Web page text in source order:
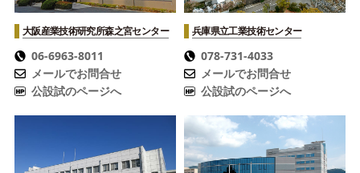
大阪産業技術研究所森之宮センター
06-6963-8011
メールでお問合せ
公設試のページへ
兵庫県立工業技術センター
078-731-4033
メールでお問合せ
公設試のページへ